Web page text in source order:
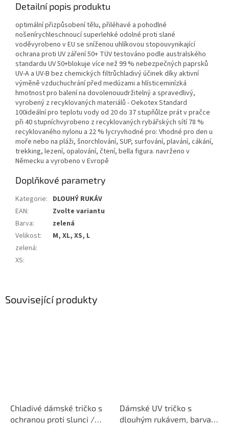
Související produkty
Chladivé dámské tričko s
ochranou proti slunci /
Dámské UV tričko s
dlouhým rukávem, barva
Detailní popis produktu
optimální přizpůsobení tělu, přiléhavé a pohodlné
nošenírychleschnoucí superlehké odolné proti slané
voděvyrobeno v EU se sníženou uhlíkovou stopouvynikající
ochrana proti UV záření 50+ TÜV testováno podle australského
standardu UV 50+blokuje více než 99 % nebezpečných paprsků
UV-A a UV-B bez chemických filtrůchladivý účinek díky aktivní
výměně vzduchuchrání před medúzami a hlísticeminízká
hmotnost pro balení na dovolenouudržitelný a spravedlivý,
vyrobený z recyklovaných materiálů - Oekotex Standard
100ideální pro teplotu vody od 20 do 37 stupňůlze prát v pračce
při 40 stupníchvyrobeno z recyklovaných rybářských sítí 78 %
recyklovaného nylonu a 22 % lycryvhodné pro: Vhodné pro den u
moře nebo na pláži, šnorchlování, SUP, surfování, plavání, cákání,
trekking, lezení, opalování, čtení, bella figura. navrženo v
Německu a vyrobeno v Evropě
Doplňkové parametry
Kategorie: DLOUHÝ RUKÁV
EAN:
Zvolte variantu
Barva:
zelená
Velikost:
M, XL, XS, L
zelená:
XS: